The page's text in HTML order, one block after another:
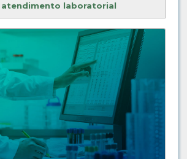
atendimento laboratorial